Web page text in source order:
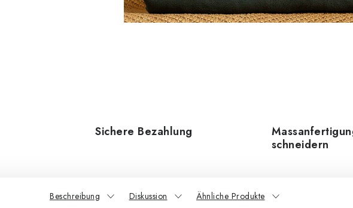
Sichere Bezahlung
schneidern
Beschreibung Diskussion Ähnliche Produkte